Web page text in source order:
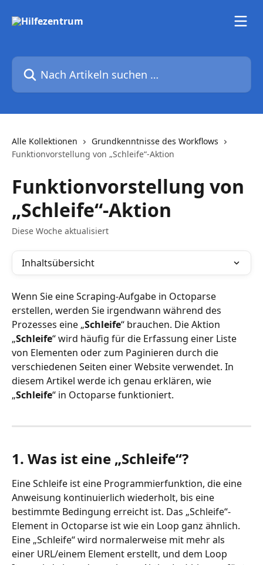
Nach Artikeln suchen …
Alle Kollektionen
Grundkenntnisse des Workflows
Funktionvorstellung von „Schleife“-Aktion
Funktionvorstellung von
„Schleife“-Aktion
Diese Woche aktualisiert
Inhaltsübersicht
Wenn Sie eine Scraping-Aufgabe in Octoparse
erstellen, werden Sie irgendwann während des
Prozesses eine „Schleife“ brauchen. Die Aktion
„Schleife“ wird häufig für die Erfassung einer Liste
von Elementen oder zum Paginieren durch die
verschiedenen Seiten einer Website verwendet. In
diesem Artikel werde ich genau erklären, wie
„Schleife“ in Octoparse funktioniert.
1. Was ist eine „Schleife“?
Eine Schleife ist eine Programmierfunktion, die eine
Anweisung kontinuierlich wiederholt, bis eine
bestimmte Bedingung erreicht ist. Das „Schleife“-
Element in Octoparse ist wie ein Loop ganz ähnlich.
Eine „Schleife“ wird normalerweise mit mehr als
einer URL/einem Element erstellt, und dem Loop